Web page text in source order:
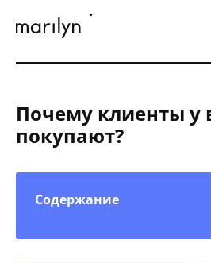
Почему клиенты у
покупают?
Содержание